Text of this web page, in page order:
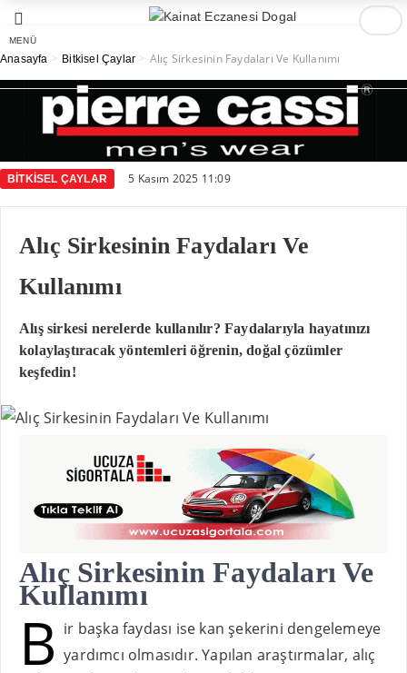
MENÜ
Anasayfa > Bitkisel Çaylar > Alıç Sirkesinin Faydaları Ve Kullanımı
BITKISEL ÇAYLAR 5 Kasım 2025 11:09
Alıç Sirkesinin Faydaları Ve
Kullanımı
Alış sirkesi nerelerde kullanılır? Faydalarıyla hayatınızı
kolaylaştıracak yöntemleri öğrenin, doğal çözümler
keşfedin!
Alıç Sirkesinin Faydaları Ve
Kullanımı
B ir başka faydası ise kan şekerini dengelemeye
yardımcı olmasıdır. Yapılan araştırmalar, alıç